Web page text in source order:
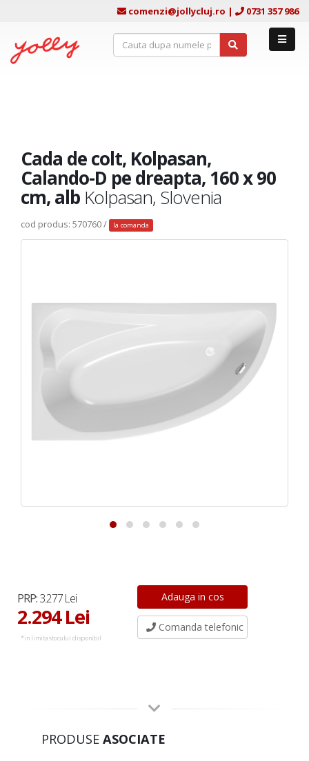
comenzi@jollycluj.ro | 0731 357 986
Cada de colt, Kolpasan,
Calando-D pe dreapta, 160 x 90
cm, alb Kolpasan, Slovenia
cod produs: 570760 / la comanda
PRP:3.277 Lei
2.294 Lei
*in limita stocului disponibil
Comanda telefonic
PRODUSE ASOCIATE